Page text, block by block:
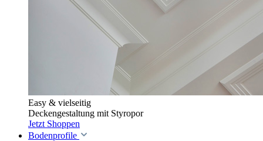
Easy & vielseitig
Deckengestaltung mit Styropor
Jetzt Shoppen
Bodenprofile